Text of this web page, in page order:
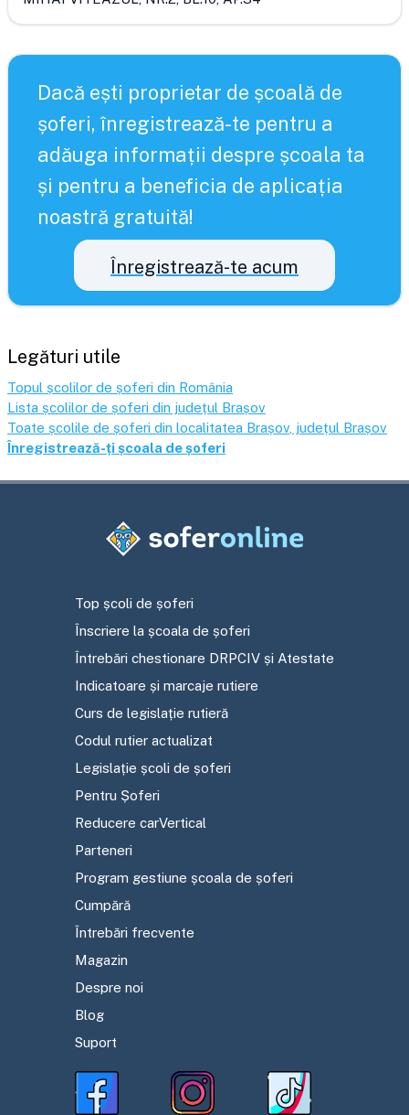
Dacă ești proprietar de școală de
șoferi, înregistrează-te pentru a
adăuga informații despre școala ta
și pentru a beneficia de aplicația
noastră gratuită!
Înregistrează-te acum
Legături utile
Topul școlilor de șoferi din România
Lista școlilor de șoferi din județul Brașov
Toate școlile de șoferi din localitatea Brașov , județul Brașov
Înregistrează-ți școala de șoferi
Top școli de șoferi
Înscriere la școala de șoferi
Întrebări chestionare DRPCIV și Atestate
Indicatoare și marcaje rutiere
Curs de legislație rutieră
Codul rutier actualizat
Legislație școli de șoferi
Pentru Șoferi
Reducere carVertical
Parteneri
Program gestiune școala de șoferi
Cumpără
Întrebări frecvente
Magazin
Despre noi
Blog
Suport